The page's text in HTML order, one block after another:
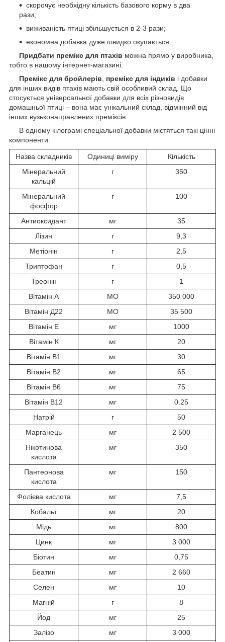
скорочує необхідну кількість базового корму в два
рази;
виживаність птиці збільшується в 2-3 рази;
економна добавка дуже швидко окупається.
Придбати премікс для птахів можна прямо у виробника,
тобто в нашому інтернет-магазині.
Премікс для бройлерів
премікс для індиків і добавки
для інших видів птахів мають свій особливий склад. Що
стосується універсальної добавки для всіх різновидів
домашньої птиці – вона має унікальний склад, відмінний від
інших вузьконаправлених преміксів.
В одному кілограмі спеціальної добавки містяться такі цінні
компоненти:
Назва складників Одиниці виміру
Кількість
Мінеральний
кальцій
г 350
Мінеральний
фосфор
г 100
Антиоксидант мг
35
Лізин
г
9,3
Метіонін
г
2,5
Триптофан
г
0,5
Треонін
г
1
Вітамін А
МО
350 000
Вітамін Д22
МО
35 500
Вітамін Е
мг
1000
Вітамін К
мг
20
Вітамін В1
мг
30
Вітамін В2
мг
65
Вітамін В6
мг
75
Вітамін В12
мг
0.25
Натрій
г
50
Марганець
мг
2 500
Нікотинова
кислота
мг 350
Пантеонова
кислота
мг 150
Фолієва кислота мг
7,5
Кобальт
мг
20
Мідь
мг
800
Цинк
мг
3 000
Біотин
мг
0,75
Беатин
мг
2 660
Селен
мг
10
Магній
г
8
Йод
мг
25
Залізо
мг 3 000